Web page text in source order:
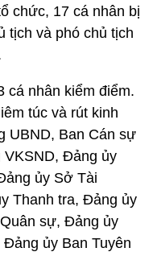
chức, 17 cá nhân bị
tịch và phó chủ tịch
cá nhân kiểm điểm.
túc và rút kinh
UBND, Ban Cán sự
VKSND, Đảng ủy
ủy Sở Tài
Thanh tra, Đảng ủy
sự, Đảng ủy
ủy Ban Tuyên